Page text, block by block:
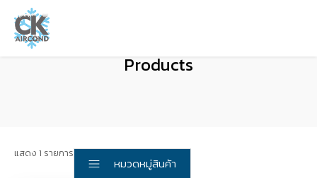
Products
แสดง 1 รายการ
หมวดหมู่สินค้า